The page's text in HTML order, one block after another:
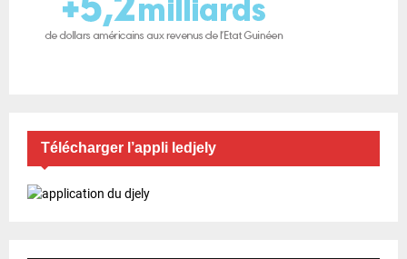
Télécharger l’appli ledjely